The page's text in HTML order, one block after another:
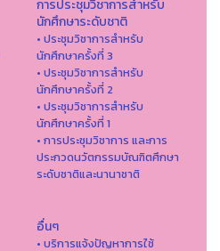
การประชุมวิชาการสำหรับ
นักศึกษาระดับชาติ
• ประชุมวิชาการสำหรับ
นักศึกษาครั้งที่ 3
• ประชุมวิชาการสำหรับ
นักศึกษาครั้งที่ 2
• ประชุมวิชาการสำหรับ
นักศึกษาครั้งที่ 1
• การประชุมวิชาการ และการ
ประกวดนวัตกรรมบัณฑิตศึกษา
ระดับชาติและนานาชาติ
อื่นๆ
• บริการแจ้งปัญหาการใ่ช้